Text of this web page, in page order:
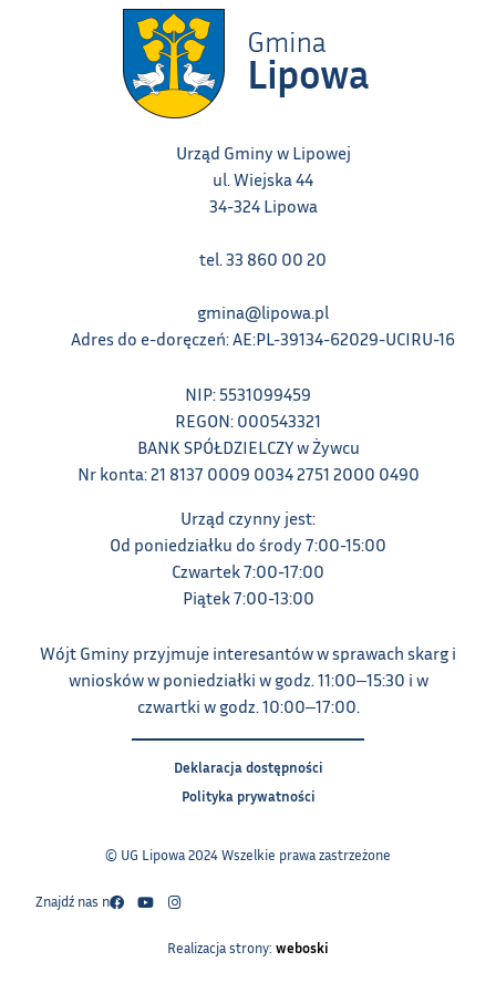
Urząd Gminy w Lipowej
ul. Wiejska 44
34-324 Lipowa
tel. 33 860 00 20
gmina@lipowa.pl
Adres do e-doręczeń: AE:PL-39134-62029-UCIRU-16
NIP: 5531099459
REGON: 000543321
BANK SPÓŁDZIELCZY w Żywcu
Nr konta: 21 8137 0009 0034 2751 2000 0490
Urząd czynny jest:
Od poniedziałku do środy 7:00-15:00
Czwartek 7:00-17:00
Piątek 7:00-13:00
Wójt Gminy przyjmuje interesantów w sprawach skarg i
wniosków w poniedziałki w godz. 11:00‒15:30 i w
czwartki w godz. 10:00‒17:00.
Deklaracja dostępności
Polityka prywatności
© UG Lipowa 2024 Wszelkie prawa zastrzeżone
Znajdź nas na:
Realizacja strony: weboski